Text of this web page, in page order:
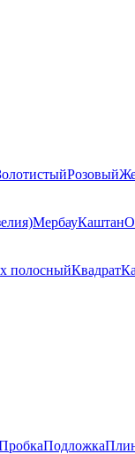
Розовый
МербауКаштан
полосныйКвадрат
Подложка